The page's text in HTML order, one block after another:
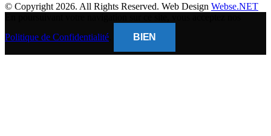
© Copyright 2026. All Rights Reserved. Web Design Webse.NET
Politique de Confidentialité
BIEN